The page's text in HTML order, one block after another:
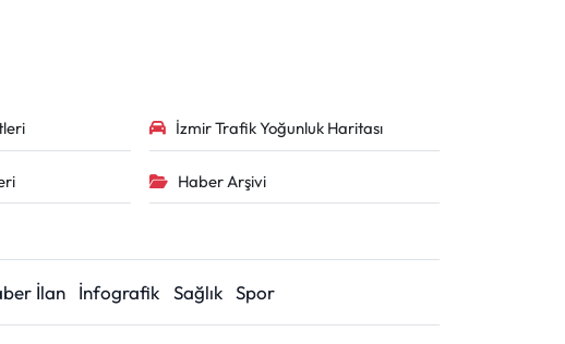
İzmir Trafik Yoğunluk Haritası
Haber Arşivi
İlan İnfografik Sağlık Spor